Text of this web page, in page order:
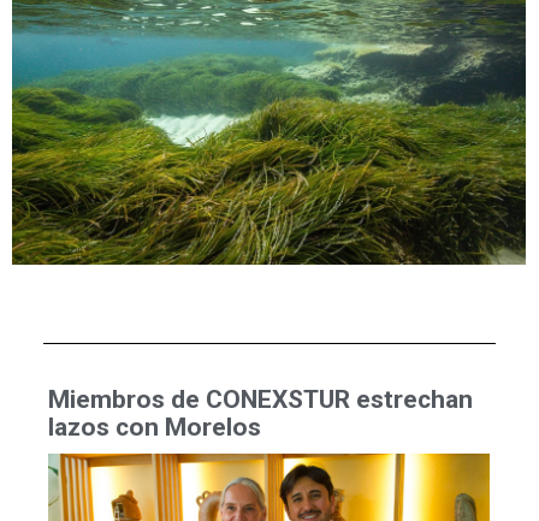
Miembros de CONEXSTUR estrechan
lazos con Morelos